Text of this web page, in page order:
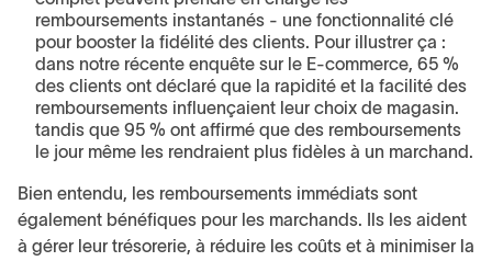
remboursements instantanés - une fonctionnalité clé
pour booster la fidélité des clients. Pour illustrer ça :
dans notre récente enquête sur le E-commerce, 65 %
des clients ont déclaré que la rapidité et la facilité des
remboursements influençaient leur choix de magasin.
tandis que 95 % ont affirmé que des remboursements
le jour même les rendraient plus fidèles à un marchand.
Bien entendu, les remboursements immédiats sont
également bénéfiques pour les marchands. Ils les aident
à gérer leur trésorerie, à réduire les coûts et à minimiser la